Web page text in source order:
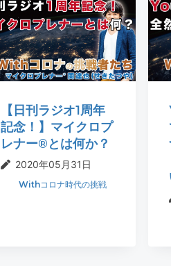
【日刊ラジオ1周年
記念！】マイクロプ
レナー®とは何か？
2020年05月31日
Withコロナ時代の挑戦